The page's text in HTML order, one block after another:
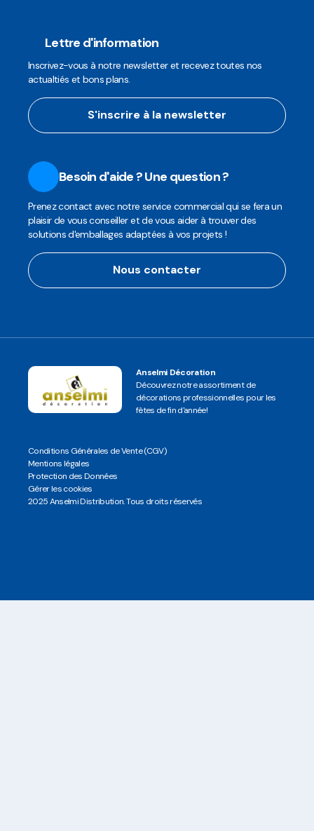
Lettre d'information
Inscrivez-vous à notre newsletter et recevez toutes nos
actualtiés et bons plans.
S'inscrire à la newsletter
Besoin d'aide ? Une question ?
Prenez contact avec notre service commercial qui se fera un
plaisir de vous conseiller et de vous aider à trouver des
solutions d'emballages adaptées à vos projets !
Nous contacter
Anselmi Décoration
Découvrez notre assortiment de
décorations professionnelles pour les
fêtes de fin d'année!
Conditions Générales de Vente (CGV)
Mentions légales
Protection des Données
Gérer les cookies
2025 Anselmi Distribution. Tous droits réservés